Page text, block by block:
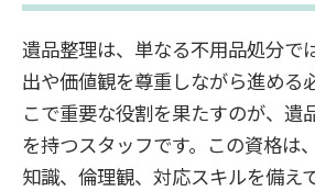
遺品整理は、単なる不用品処分で
出や価値観を尊重しながら進める
こで重要な役割を果たすのが、遺
を持つスタッフです。この資格は
知識、倫理観、対応スキルを備え